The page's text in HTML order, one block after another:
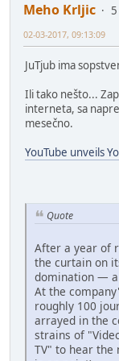
Meho Krljic
5
02-03-2017, 09:13:09
JuTjub ima
Ili tako nešto...
interneta, sa
mesečno.
YouTube unveils
Quote
After a year of
the curtain on
domination — a
At the
roughly 100
arrayed in the
strains of
TV" to hear the